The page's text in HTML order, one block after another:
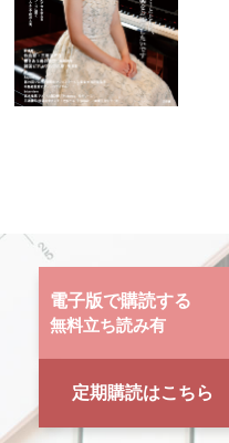
電子版で購読する
無料立ち読み有
定期購読はこちら